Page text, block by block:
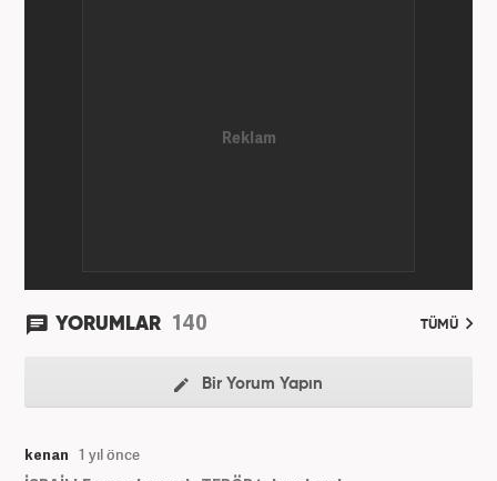
Haber7.com’da “Gündem Editörü” olarak devam
YORUMLAR 140 TÜMÜ
Bir Yorum Yapın
kenan 1 yıl önce